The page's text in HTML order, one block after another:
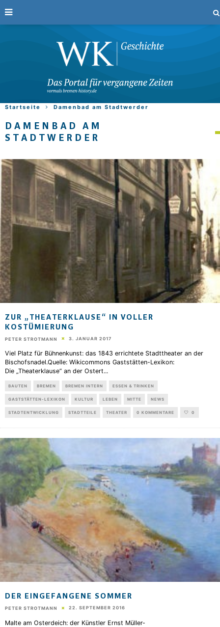
Startseite Damenbad am Stadtwerder
DAMENBAD AM
STADTWERDER
ZUR „THEATERKLAUSE“ IN VOLLER
KOSTÜMIERUNG
PETER STROTMANN 3. JANUAR 2017
Viel Platz für Bühnenkunst: das 1843 errichtete Stadttheater an der
Bischofsnadel.Quelle: Wikicommons Gaststätten-Lexikon:
Die „Theaterklause“ an der Ostert...
BAUTEN BREMEN BREMEN INTERN ESSEN & TRINKEN
GASTSTÄTTEN-LEXIKON KULTUR LEBEN MITTE NEWS
STADTENTWICKLUNG STADTTEILE THEATER 0 KOMMENTARE 0
DER EINGEFANGENE SOMMER
PETER STROTMANN 22. SEPTEMBER 2016
Malte am Osterdeich: der Künstler Ernst Müller-